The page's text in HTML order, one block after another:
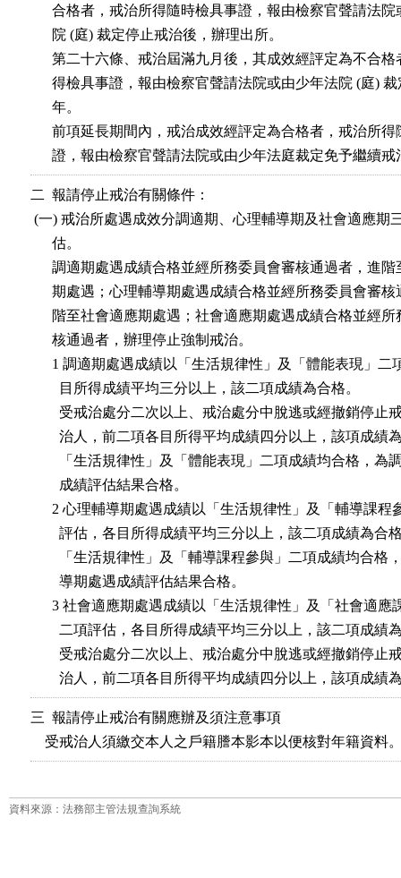
合格者，戒治所得隨時檢具事證，報由檢察官聲請法
      院 (庭) 裁定停止戒治後，辦理出所。
第二十六條、戒治屆滿九月後，其成效經評定為不合
得檢具事證，報由檢察官聲請法院或由少年法院 (庭)
      年。
前項延長期間內，戒治成效經評定為合格者，戒治所
二  報請停止戒治有關條件：
(一) 戒治所處遇成效分調適期、心理輔導期及社會適應期
      估。
調適期處遇成績合格並經所務委員會審核通過者，進
期處遇；心理輔導期處遇成績合格並經所務委員會審
階至社會適應期處遇；社會適應期處遇成績合格並經
      核通過者，辦理停止強制戒治。
1 調適期處遇成績以「生活規律性」及「體能表現」二
        目所得成績平均三分以上，該二項成績為合格。
受戒治處分二次以上、戒治處分中脫逃或經撤銷停止
治人，前二項各目所得平均成績四分以上，該項成績
「生活規律性」及「體能表現」二項成績均合格，為
        成績評估結果合格。
2 心理輔導期處遇成績以「生活規律性」及「輔導課程
評估，各目所得成績平均三分以上，該二項成績為合
「生活規律性」及「輔導課程參與」二項成績均合格
        導期處遇成績評估結果合格。
3 社會適應期處遇成績以「生活規律性」及「社會適應
二項評估，各目所得成績平均三分以上，該二項成績
受戒治處分二次以上、戒治處分中脫逃或經撤銷停止
三  報請停止戒治有關應辦及須注意事項
資料來源：法務部主管法規查詢系統